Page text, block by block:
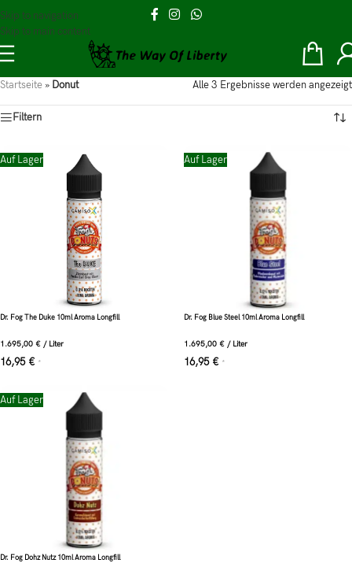
Skip to navigation
Skip to main content
Startseite » Donut Alle 3 Ergebnisse werden angezeigt
Filtern
Auf Lager
Dr. Fog The Duke 10ml Aroma Longfill
1.695,00 € / Liter
16,95 € *
Auf Lager
Dr. Fog Blue Steel 10ml Aroma Longfill
1.695,00 € / Liter
16,95 € *
Auf Lager
Dr. Fog Dohz Nutz 10ml Aroma Longfill